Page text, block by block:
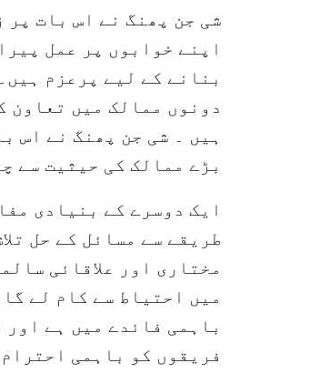
شی جن پھنگ نے اس بات
اپنے خوابوں پر عمل
بنانے کے لیے پرعزم
دونوں ممالک میں تعاون
ہیں ۔ شی جن پھنگ نے اس
بڑے ممالک کی حیثیت سے
ایک دوسرے کے بنیادی
طریقے سے مسائل کے حل
مختاری اور علاقائی
میں احتیاط سے کام لے
باہمی فائدے میں ہے
فریقوں کو باہمی